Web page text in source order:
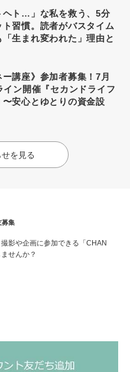
ヘト…」な私を救う、5分
ト習慣。読者がバスタイム
生まれ変われた」理由と
ー講座》参加者募集！7月
イン開催『セカンドライフ
〜安心とゆとりの資金設
を見る
募集
撮影や企画に参加できる「CHAN
せんか？